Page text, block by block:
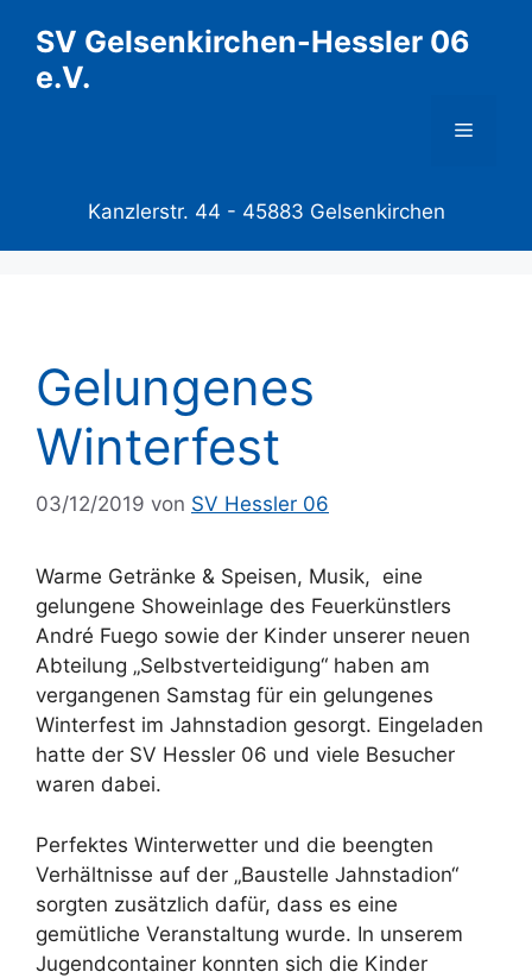
Inhalt
springen
SV Gelsenkirchen-Hessler 06
e.V.
Menü
Kanzlerstr. 44 - 45883 Gelsenkirchen
Gelungenes
Winterfest
03/12/2019 von SV Hessler 06
Warme Getränke & Speisen, Musik, eine
gelungene Showeinlage des Feuerkünstlers
André Fuego sowie der Kinder unserer neuen
Abteilung „Selbstverteidigung“ haben am
vergangenen Samstag für ein gelungenes
Winterfest im Jahnstadion gesorgt. Eingeladen
hatte der SV Hessler 06 und viele Besucher
waren dabei.
Perfektes Winterwetter und die beengten
Verhältnisse auf der „Baustelle Jahnstadion“
sorgten zusätzlich dafür, dass es eine
gemütliche Veranstaltung wurde. In unserem
Jugendcontainer konnten sich die Kinder